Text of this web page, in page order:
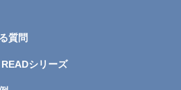
質問
シリーズ